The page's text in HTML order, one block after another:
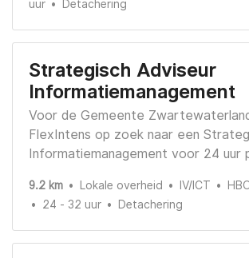
uur Detachering
Strategisch Adviseur
Informatiemanagement
Voor de Gemeente
FlexIntens op zoek naar een
Informatiemanagement voor 24 uur
9.2 km Lokale overheid IV/ICT
24 - 32 uur
Detachering